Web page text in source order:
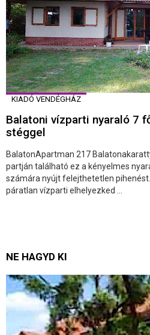
KIADÓ VENDÉGHÁZ
Balatoni vízparti nyaraló 7
stéggel
BalatonApartman 217
partján található ez a kényelmes
számára nyújt felejthetetlen
páratlan vízparti elhelyezked ...
NE HAGYD KI